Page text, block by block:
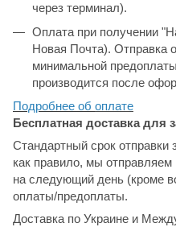
через терминал).
Оплата при получении
Новая Почта). Отправка
минимальной
производится после
Подробнее об оплате
Бесплатная доставка для
Стандартный срок отправки
как правило, мы
на следующий день (кроме
оплаты/предоплаты.
Доставка по Украине и